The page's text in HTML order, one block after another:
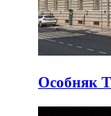
Особняк